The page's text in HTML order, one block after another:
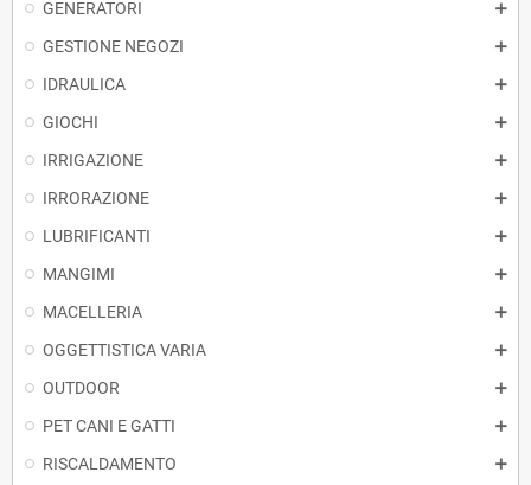
GENERATORI
GESTIONE NEGOZI
IDRAULICA
GIOCHI
IRRIGAZIONE
IRRORAZIONE
LUBRIFICANTI
MANGIMI
MACELLERIA
OGGETTISTICA VARIA
OUTDOOR
PET CANI E GATTI
RISCALDAMENTO